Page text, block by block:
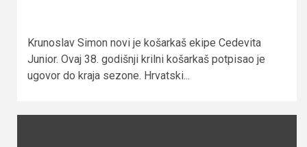
Krunoslav Simon novi je košarkaš ekipe Cedevita
Junior. Ovaj 38. godišnji krilni košarkaš potpisao je
ugovor do kraja sezone. Hrvatski...